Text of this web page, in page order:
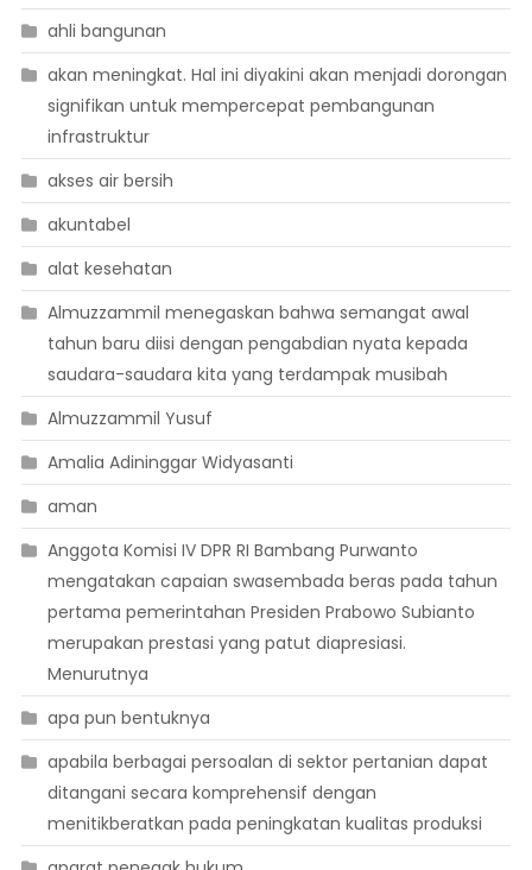
ahli bangunan
akan meningkat. Hal ini diyakini akan menjadi dorongan
signifikan untuk mempercepat pembangunan
infrastruktur
akses air bersih
akuntabel
alat kesehatan
Almuzzammil menegaskan bahwa semangat awal
tahun baru diisi dengan pengabdian nyata kepada
saudara-saudara kita yang terdampak musibah
Almuzzammil Yusuf
Amalia Adininggar Widyasanti
aman
Anggota Komisi IV DPR RI Bambang Purwanto
mengatakan capaian swasembada beras pada tahun
pertama pemerintahan Presiden Prabowo Subianto
merupakan prestasi yang patut diapresiasi.
Menurutnya
apa pun bentuknya
apabila berbagai persoalan di sektor pertanian dapat
ditangani secara komprehensif dengan
menitikberatkan pada peningkatan kualitas produksi